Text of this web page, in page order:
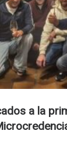
a la